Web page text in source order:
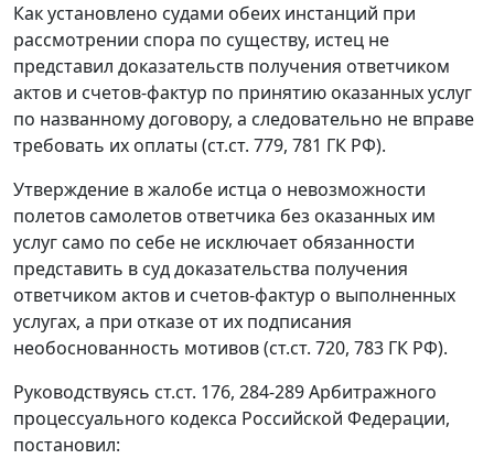
Как установлено судами обеих инстанций при
рассмотрении спора по существу, истец не
представил доказательств получения ответчиком
актов и счетов-фактур по принятию оказанных услуг
по названному договору, а следовательно не вправе
требовать их оплаты (ст.ст. 779, 781 ГК РФ).
Утверждение в жалобе истца о невозможности
полетов самолетов ответчика без оказанных им
услуг само по себе не исключает обязанности
представить в суд доказательства получения
ответчиком актов и счетов-фактур о выполненных
услугах, а при отказе от их подписания
необоснованность мотивов (ст.ст. 720, 783 ГК РФ).
Руководствуясь ст.ст. 176, 284-289Арбитражного
процессуального кодекса Российской Федерации,
постановил: